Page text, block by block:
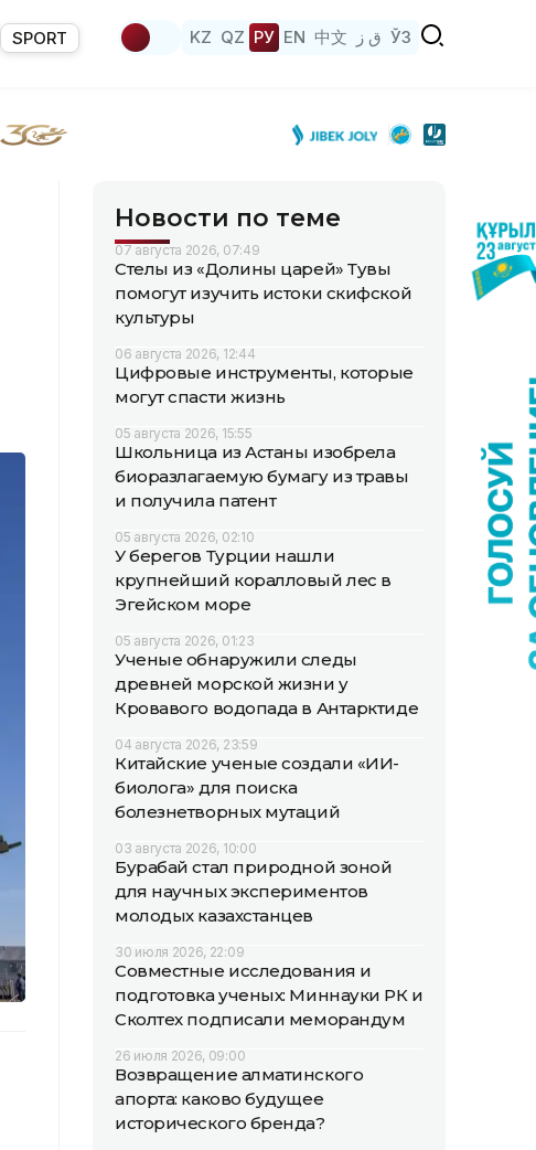
SPORT KZ QZ РУ EN 中文 ق ز ЎЗ
Новости по теме
07 августа 2026, 07:49
Стелы из «Долины царей» Тувы
помогут изучить истоки скифской
культуры
06 августа 2026, 12:44
Цифровые инструменты, которые
могут спасти жизнь
05 августа 2026, 15:55
Школьница из Астаны изобрела
биоразлагаемую бумагу из травы
и получила патент
05 августа 2026, 02:10
У берегов Турции нашли
крупнейший коралловый лес в
Эгейском море
05 августа 2026, 01:23
Ученые обнаружили следы
древней морской жизни у
Кровавого водопада в Антарктиде
04 августа 2026, 23:59
Китайские ученые создали «ИИ-
биолога» для поиска
болезнетворных мутаций
03 августа 2026, 10:00
Бурабай стал природной зоной
для научных экспериментов
молодых казахстанцев
30 июля 2026, 22:09
Совместные исследования и
подготовка ученых: Миннауки РК и
Сколтех подписали меморандум
26 июля 2026, 09:00
Возвращение алматинского
апорта: каково будущее
исторического бренда?